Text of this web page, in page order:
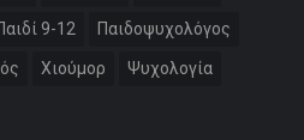
9-12 Παιδοψυχολόγος
Χιούμορ Ψυχολογία